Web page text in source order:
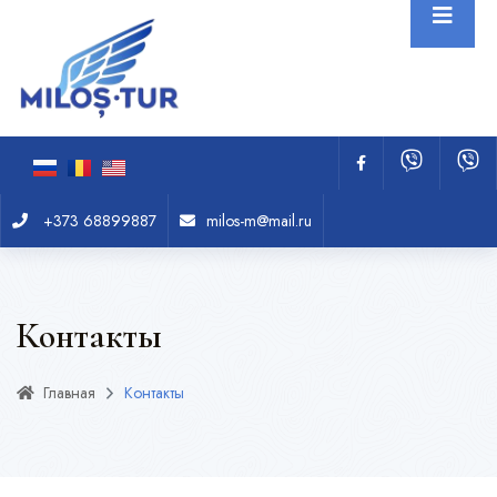
+373 68899887 milos-m@mail.ru
Контакты
Главная Контакты